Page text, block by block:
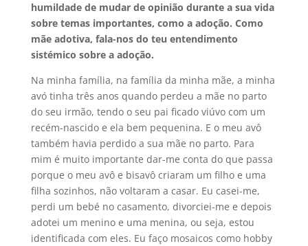
humildade de mudar de opinião durante a sua vida
sobre temas importantes, como a adoção. Como
mãe adotiva, fala-nos do teu entendimento
sistémico sobre a adoção.
Na minha família, na família da minha mãe, a minha
avó tinha três anos quando perdeu a mãe no parto
do seu irmão, tendo o seu pai ficado viúvo com um
recém-nascido e ela bem pequenina. E o meu avô
também havia perdido a sua mãe no parto. Para
mim é muito importante dar-me conta do que passa
porque o meu avô e bisavô criaram um filho e uma
filha sozinhos, não voltaram a casar. Eu casei-me,
perdi um bebé no casamento, divorciei-me e depois
adotei um menino e uma menina, ou seja, estou
identificada com eles. Eu faço mosaicos como hobby